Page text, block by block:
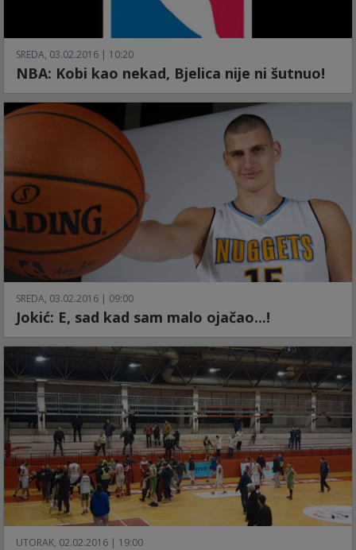
SREDA, 03.02.2016 | 10:20
NBA: Kobi kao nekad, Bjelica nije ni šutnuo!
SREDA, 03.02.2016 | 09:00
Jokić: E, sad kad sam malo ojačao...!
UTORAK, 02.02.2016 | 19:00